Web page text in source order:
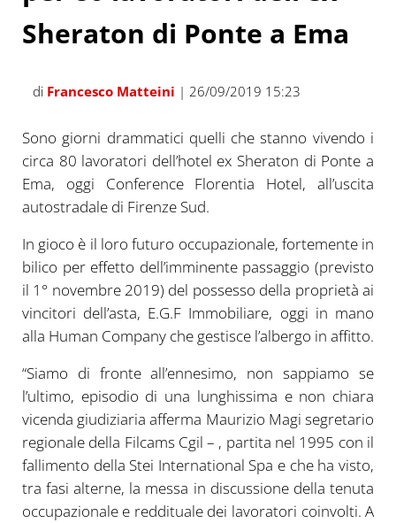
Sheraton di Ponte a Ema
di Francesco Matteini | 26/09/2019 15:23
Sono giorni drammatici quelli che stanno vivendo i
circa 80 lavoratori dell’hotel ex Sheraton di Ponte a
Ema, oggi Conference Florentia Hotel, all’uscita
autostradale di Firenze Sud.
In gioco è il loro futuro occupazionale, fortemente in
bilico per effetto dell’imminente passaggio (previsto
il 1° novembre 2019) del possesso della proprietà ai
vincitori dell’asta, E.G.F Immobiliare, oggi in mano
alla Human Company che gestisce l’albergo in affitto.
“Siamo di fronte all’ennesimo, non sappiamo se
l’ultimo, episodio di una lunghissima e non chiara
vicenda giudiziaria afferma Maurizio Magi segretario
regionale della Filcams Cgil – , partita nel 1995 con il
fallimento della Stei International Spa e che ha visto,
tra fasi alterne, la messa in discussione della tenuta
occupazionale e reddituale dei lavoratori coinvolti. A